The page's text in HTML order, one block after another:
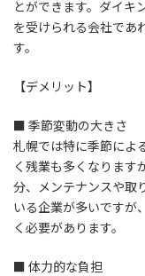
とができます。ダイキ
を受けられる会社であ
す。
【デメリット】
■ 季節変動の大きさ
札幌では特に季節によ
く残業も多くなります
分、メンテナンスや取
いる企業が多いですが
く必要があります。
■ 体力的な負担